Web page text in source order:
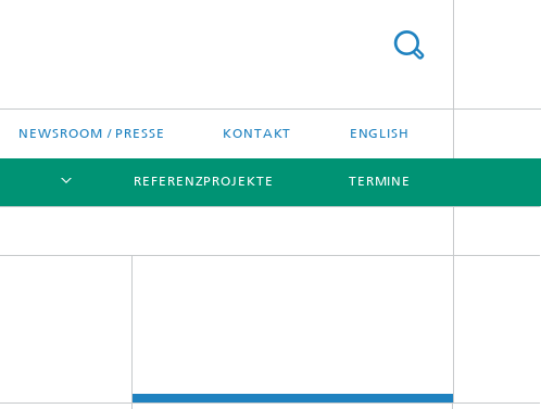
NEWSROOM / PRESSE KONTAKT ENGLISH
REFERENZPROJEKTE TERMINE